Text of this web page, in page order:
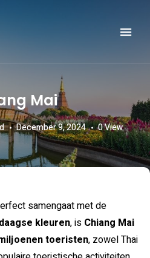
Autoriteit van Thailand.
Mai
December 9, 2024 0View
samengaat met de
kleuren, is Chiang Mai
toeristen, zowel Thai